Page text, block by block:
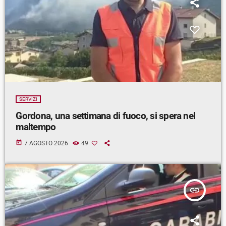
SERVIZI
Gordona, una settimana di fuoco, si spera nel
maltempo
today 7 AGOSTO 2026 49
insert_link